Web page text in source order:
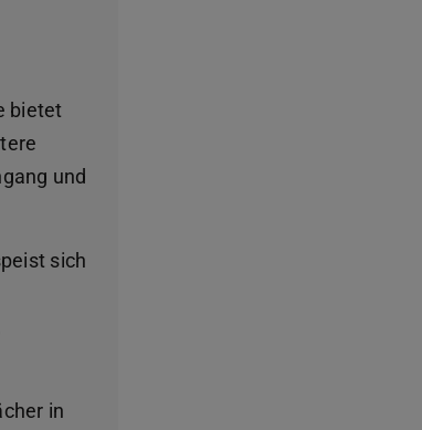
bietet
und
sich
in